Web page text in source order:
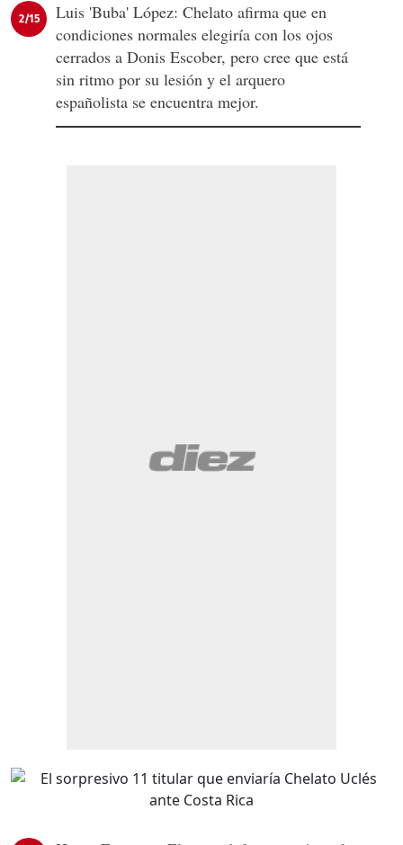
2/15
Luis 'Buba' López: Chelato afirma que en
condiciones normales elegiría con los ojos
cerrados a Donis Escober, pero cree que está
sin ritmo por su lesión y el arquero
españolista se encuentra mejor.